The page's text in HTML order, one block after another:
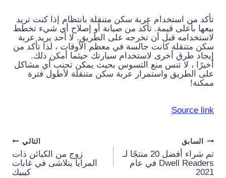
تأكد من استخدام عربة سكن متنقلة بانتظام إذا كنت تريد
بيعها بأعلى قيمة. تأكد من صيانة أو إصلاح أي شيء تخطط
لاستخدامه قبل أن تخرجه على الطريق. لا أحد يريد عربة
سكن متنقلة كانت جالسة في معظم الأوقات ، لذا تأكد من
إيجاد طرق أخرى لاستخدام سيارتك حيثما أمكن ذلك.
أخيرًا ، لا تنس منع التسوس بحيث يمكن تجنب أي مشاكل
على الطريق واستمرار عربة سكن متنقلة لأطول فترة
ممكنة!
Source link
Post
navigation
السابق
تم شراء أفضل 20 منتجًا لـ
Dwell Readers في عام
2021
التالي
زوج من الكبائن ذات
المرايا يتلاشى في غابات
كيبيك